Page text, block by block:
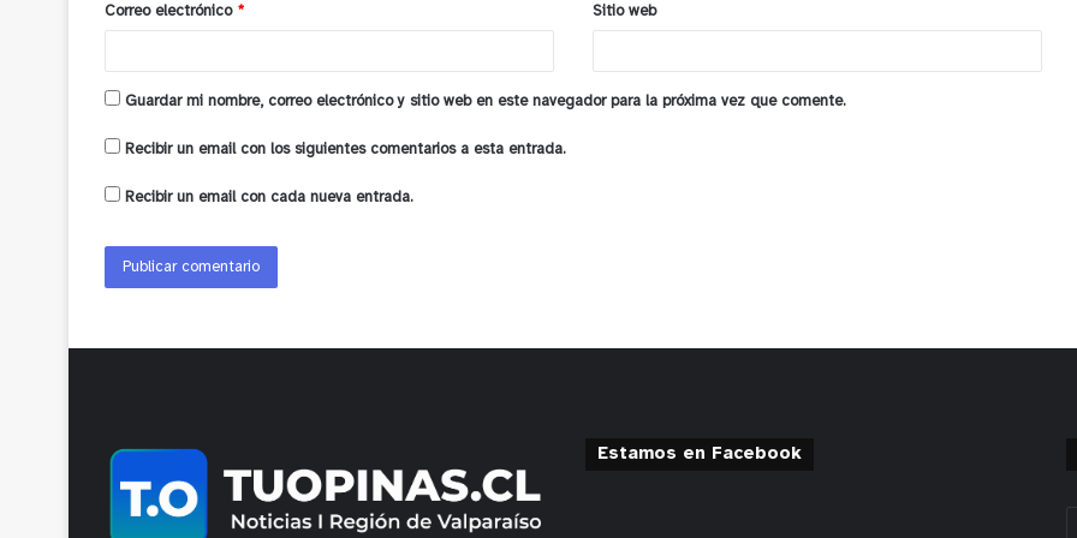
*
Correo electrónico * Sitio web
Guardar mi nombre, correo electrónico y sitio web en este navegador para la próxima vez que comente.
Recibir un email con los siguientes comentarios a esta entrada.
Recibir un email con cada nueva entrada.
Estamos en Facebook